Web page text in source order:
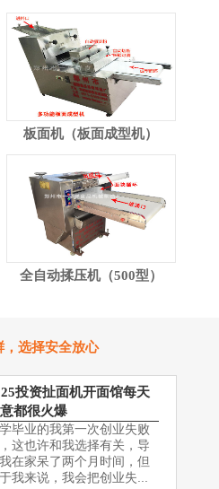
板面机（板面成型机）
全自动揉压机（500型）
，选择安全放心
投资扯面机开面馆每天
都很火爆
毕业的我第一次创业失败
这也许和我选择有关，导
在家呆了两个月时间，但
我来说，我会把创业失...